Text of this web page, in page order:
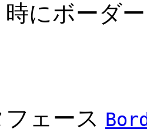
にボーダ
ェース